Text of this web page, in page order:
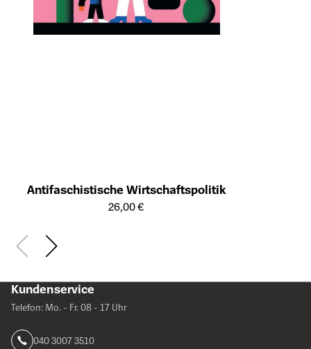
Antifaschistische Wirtschaftspolitik
Öffnet die Detailseite des Produkts
26,00 €
Kundenservice
Telefon: Mo. - Fr. 08 - 17 Uhr
040 3007 3510